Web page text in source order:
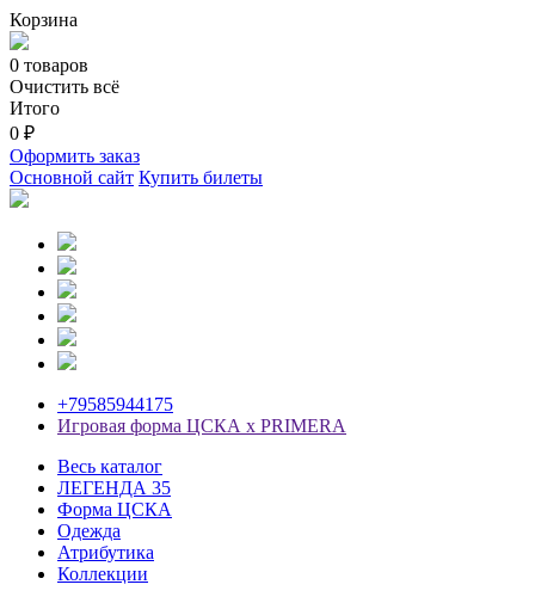
Корзина
0 товаров
Очистить всё
Итого
0 ₽
Оформить заказ
Основной сайт Купить билеты
+79585944175
Игровая форма ЦСКА х PRIMERA
Весь каталог
ЛЕГЕНДА 35
Форма ЦСКА
Одежда
Атрибутика
Коллекции